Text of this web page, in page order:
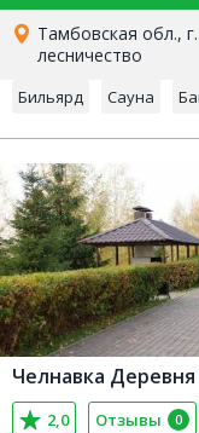
Тамбовская обл.,
лесничество
Бильярд Сауна
Челнавка
2,0 Отзывы 0